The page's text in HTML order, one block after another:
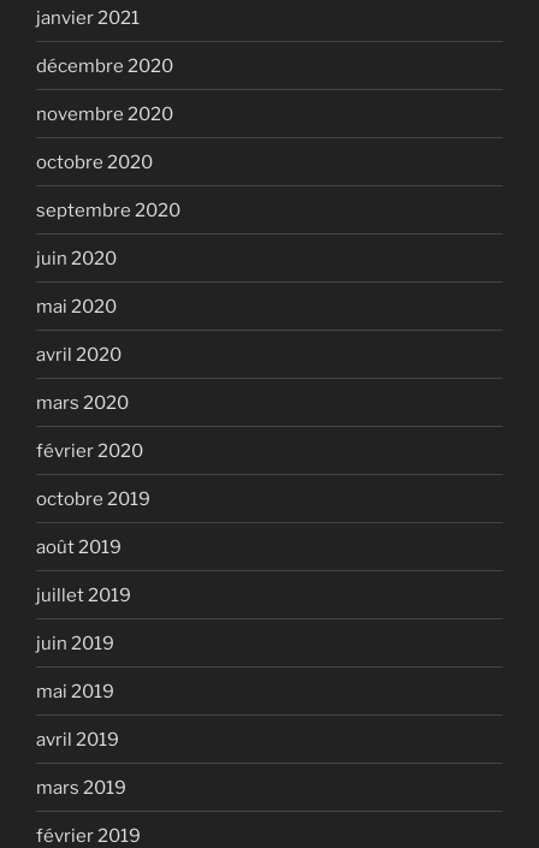
janvier 2021
décembre 2020
novembre 2020
octobre 2020
septembre 2020
juin 2020
mai 2020
avril 2020
mars 2020
février 2020
octobre 2019
août 2019
juillet 2019
juin 2019
mai 2019
avril 2019
mars 2019
février 2019